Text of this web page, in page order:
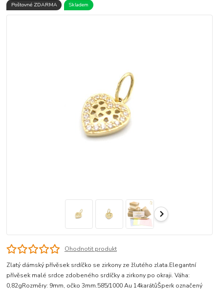
Poštovné ZDARMA Skladem
Ohodnotit produkt
Zlatý dámský přívěsek srdíčko se zirkony ze žlutého zlata.Elegantní
přívěsek malé srdce zdobeného srdíčky a zirkony po okraji. Váha:
0,82gRozměry: 9mm, očko 3mm.585/1000 Au 14karátůŠperk označený